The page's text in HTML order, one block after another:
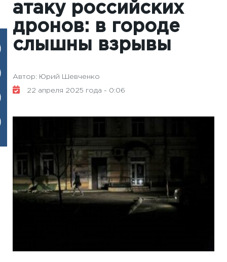
атаку российских
дронов: в городе
слышны взрывы
Автор: Юрий Шевченко
22 апреля 2025 года - 0:06